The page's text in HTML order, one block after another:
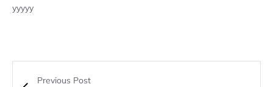
yyyyy
Previous Post